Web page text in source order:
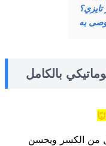
تايزي؟
به
بالكامل
من الكسر ويحسن